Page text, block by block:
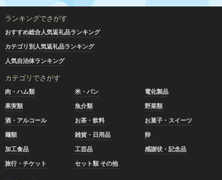
ランキングでさがす
おすすめ総合人気返礼品ランキング
カテゴリ別人気返礼品ランキング
人気自治体ランキング
カテゴリでさがす
肉・ハム類 米・パン
電化製品
果実類
魚介類
野菜類
酒・アルコール
お茶・飲料
お菓子・スイーツ
麺類
雑貨・日用品
卵
加工食品
工芸品
感謝状・記念品
旅行・チケット
セット類 その他